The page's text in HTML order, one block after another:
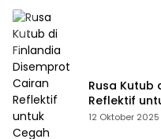
Rusa Kutub
Reflektif
Raya
12 Oktober 2025